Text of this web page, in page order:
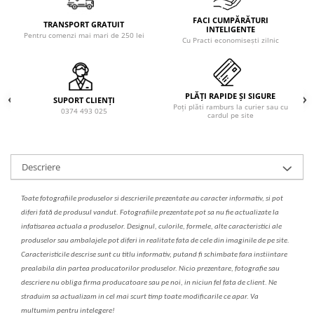
TRANSPORT GRATUIT
Pentru comenzi mai mari de 250 lei
FACI CUMPĂRĂTURI
INTELIGENTE
Cu Practi economisești zilnic
SUPORT CLIENȚI
0374 493 025
PLĂȚI RAPIDE ȘI SIGURE
Poți plăti ramburs la curier sau cu
cardul pe site
Descriere
Toate fotografiile produselorsidescrierileprezentate au caracter informativ, si pot
diferi fată de produsul vandut. Fotografiile prezentate pot sa nu fie actualizate la
infatisarea actuala a produselor. Designul, culorile, formele, alte caracteristici ale
produselor sau ambalajele pot diferi in realitate fata de cele din imaginile de pe site.
Caracteristicile descrise sunt cu titlu informativ, putand fi schimbate fara instiintare
prealabila din partea producatorilor produselor. Nicio prezentare, fotografie sau
descriere nu obliga firma producatoare sau pe noi, in niciun fel fata de client. Ne
straduim sa actualizam in cel mai scurt timp toate modificarile ce apar. Va
multumim pentru intelegere!